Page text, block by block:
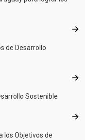
de Desarrollo
Sostenible
los Objetivos de